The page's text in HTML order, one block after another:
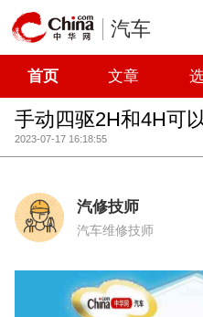
汽车
首页 文章
手动四驱2H和4H可
2023-07-17 16:18:55
汽修技师
汽车维修技师